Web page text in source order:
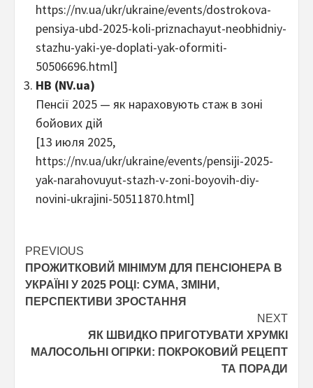
https://nv.ua/ukr/ukraine/events/dostrokova-
pensiya-ubd-2025-koli-priznachayut-neobhidniy-
stazhu-yaki-ye-doplati-yak-oformiti-
50506696.html]
НВ (NV.ua)
Пенсії 2025 — як нараховують стаж в зоні
бойових дій
[13 июля 2025,
https://nv.ua/ukr/ukraine/events/pensiji-2025-
yak-narahovuyut-stazh-v-zoni-boyovih-diy-
novini-ukrajini-50511870.html]
Post
navigation
PREVIOUS
ПРОЖИТКОВИЙ МІНІМУМ ДЛЯ ПЕНСІОНЕРА В
УКРАЇНІ У 2025 РОЦІ: СУМА, ЗМІНИ,
ПЕРСПЕКТИВИ ЗРОСТАННЯ
NEXT
ЯК ШВИДКО ПРИГОТУВАТИ ХРУМКІ
МАЛОСОЛЬНІ ОГІРКИ: ПОКРОКОВИЙ РЕЦЕПТ
ТА ПОРАДИ